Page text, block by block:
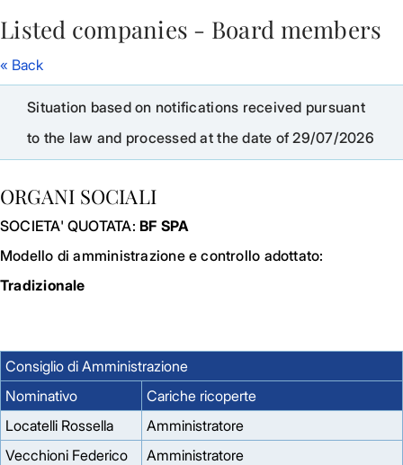
Skip to Main Content
Listed companies - Board members
« Back
Situation based on notifications received pursuant
to the law and processed at the date of 29/07/2026
ORGANI SOCIALI
SOCIETA' QUOTATA: BF SPA
Modello di amministrazione e controllo adottato:
Tradizionale
Consiglio di Amministrazione
Nominativo
Cariche ricoperte
Locatelli Rossella
Amministratore
Vecchioni Federico
Amministratore